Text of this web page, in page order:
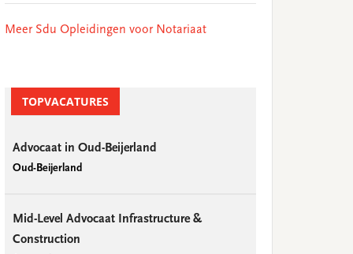
Meer Sdu Opleidingen voor Notariaat
TOPVACATURES
Advocaat in Oud-Beijerland
Oud-Beijerland
Mid-Level Advocaat Infrastructure &
Construction